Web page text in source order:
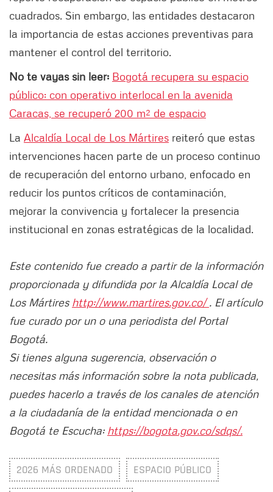
cuadrados. Sin embargo, las entidades destacaron
la importancia de estas acciones preventivas para
mantener el control del territorio.
No te vayas sin leer: Bogotá recupera su espacio
público: con operativo interlocal en la avenida
Caracas, se recuperó 200 m² de espacio
La Alcaldía Local de Los Mártires reiteró que estas
intervenciones hacen parte de un proceso continuo
de recuperación del entorno urbano, enfocado en
reducir los puntos críticos de contaminación,
mejorar la convivencia y fortalecer la presencia
institucional en zonas estratégicas de la localidad.
Este contenido fue creado a partir de la información
proporcionada y difundida por la Alcaldía Local de
Los Mártires http://www.martires.gov.co/. El artículo
fue curado por un o una periodista del Portal
Bogotá.
Si tienes alguna sugerencia, observación o
necesitas más información sobre la nota publicada,
puedes hacerlo a través de los canales de atención
a la ciudadanía de la entidad mencionada o en
Bogotá te Escucha: https://bogota.gov.co/sdqs/.
2026 MÁS ORDENADO ESPACIO PÚBLICO